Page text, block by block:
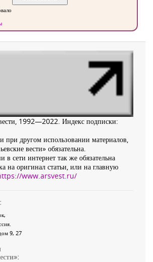
1992—2022. Индекс подписки:
при другом использовании материалов,
вести» обязательна.
в сети интернет так же обязательна
на оригинал статьи, или на главную
www.arsvest.ru/
,
9, 27
»: